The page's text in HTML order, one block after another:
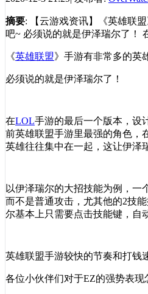
摘要: 【云游戏资讯】《英雄联
吧~ 必须说的就是伊泽瑞尔了！
《英雄联盟》手游有非常多的英
必须说的就是伊泽瑞尔了！
在LOL手游的最后一个版本，设
前英雄联盟手游里最强的角色，
英雄往往集中在一起，这让伊泽
以伊泽瑞尔的大招技能为例，
而不是普通攻击，尤其他的2技
尔基本上只需要点击技能键，自
英雄联盟手游较快的节奏和打钱
各位小伙伴们对于EZ的强势表现